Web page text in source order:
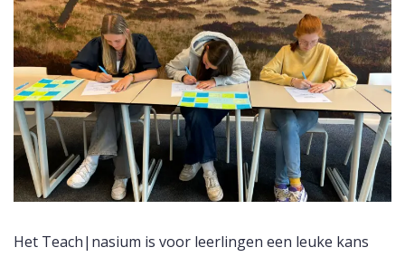
Het Teach|nasium is voor leerlingen een leuke kans